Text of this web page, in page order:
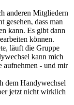
anderen Mitgliedern
gesehen, dass man
kann. Es gibt dann
können.
läuft die Gruppe
kann mich
aufnehmen - und mir
dem Handywechsel
jetzt nicht wirklich